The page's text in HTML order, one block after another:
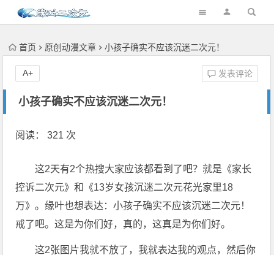
首页 原创动漫文章 小孩子确实不应该沉迷二次元！
小孩子确实不应该沉迷二次元！
发表评论
A+
阅读： 321 次
这2天有2个热搜大家应该都看到了吧？就是《家长
控诉二次元》和《13岁女孩沉迷二次元花光家里18
万》。缘叶也想表达：小孩子确实不应该沉迷二次元！
戒了吧。这是为你们好，真的，这真是为你们好。
这2张图片我就不放了，我就表达我的观点，然后你